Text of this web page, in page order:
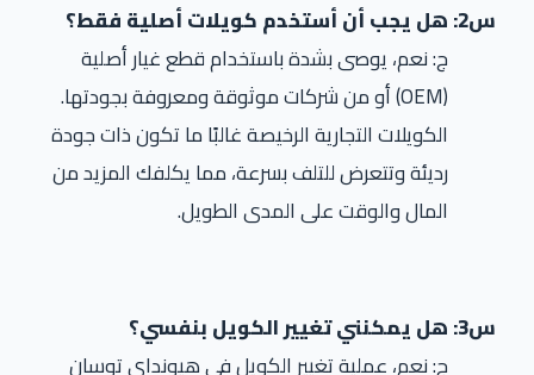
س2: هل يجب أن أستخدم كويلات أصلية فقط؟
ج: نعم، يوصى بشدة باستخدام قطع غيار أصلية
(OEM) أو من شركات موثوقة ومعروفة بجودتها.
الكويلات التجارية الرخيصة غالبًا ما تكون ذات جودة
رديئة وتتعرض للتلف بسرعة، مما يكلفك المزيد من
المال والوقت على المدى الطويل.
س3: هل يمكنني تغيير الكويل بنفسي؟
ج: نعم، عملية تغيير الكويل في هيونداي توسان